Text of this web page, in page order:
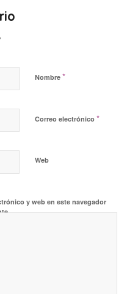
Nombre *
Correo electrónico *
Web
y web en este navegador